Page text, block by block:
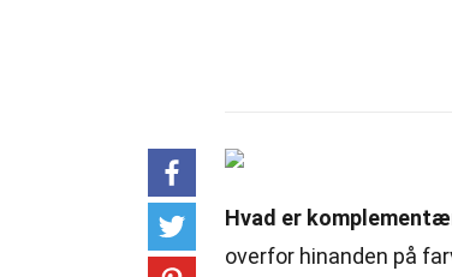
Hvad er
overfor hinanden på